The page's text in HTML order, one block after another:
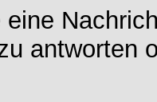
antworten